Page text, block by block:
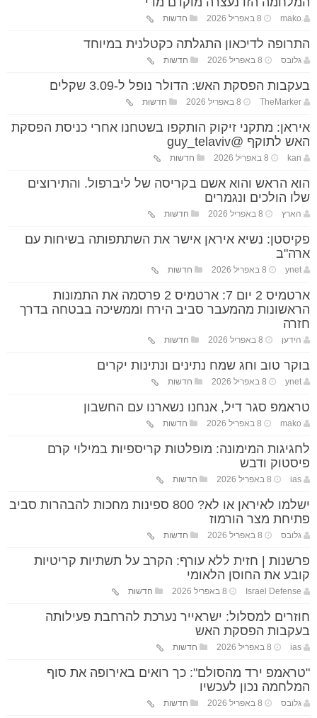
mako 8 באפריל 2026 חדשות
התרופה לדיכאון התגלתה כקטלנית במיוחד
גלובס 8 באפריל 2026 חדשות
בעקבות הפסקת האש: הדולר נופל ל-3.09 שקלים
TheMarker 8 באפריל 2026 חדשות
איראן: מתקני זיקוק הותקפו בשטחנו אחרי כניסת הפסקת
האש לתוקף @guy_telaviv
kan 8 באפריל 2026 חדשות
הוא הראש והוא אשם בקריסה של ליברפול. והתירוצים
שלו הולכים ונגמרים
הארץ 8 באפריל 2026 חדשות
פקיסטן: נשיא איראן אישר את השתתפותה בשיחות עם
ארה"ב
ynet 8 באפריל 2026 חדשות
ארטמיס 2 יום 7: ארטמיס 2 פרסמה את התמונות
הראשונות מהמעבר סביב הירח וממשיכה בבטחה בדרך
חזרה
הידען 8 באפריל 2026 חדשות
בוקר טוב וחג שמח נתינים ונתינות יקרים
ynet 8 באפריל 2026 חדשות
טראמפ סגר דיל, אנחנו נשארנו עם החשבון
mako 8 באפריל 2026 חדשות
לחגיגות המימונה: מופלטות קריספיות במילוי קרם
פיסטוק ודבש
ias 8 באפריל 2026 חדשות
ישלמו לאיראן או לא? 800 ספינות מחכות להבהרות סביב
פתיחת מצר הורמוז
גלובס 8 באפריל 2026 חדשות
פרשנות | חזית ללא עורף: הקרב על תשתיות קריטיות
קובע את החוסן הלאומי
Israel Defense 8 באפריל 2026 חדשות
חוזרים למסלול: ישראייר נערכת להרחבת פעילותה
בעקבות הפסקת האש
ias 8 באפריל 2026 חדשות
"טראמפ ירד מהסולם": כך רואים באירופה את סוף
המלחמה נכון לעכשיו
גלובס 8 באפריל 2026 חדשות